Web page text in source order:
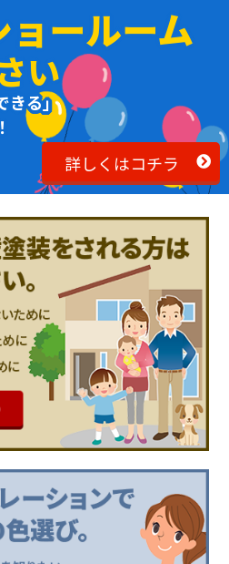
ールーム
い
きる」
詳しくはコチラ